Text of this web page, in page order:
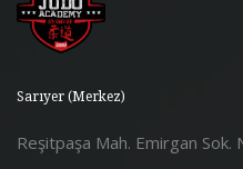
Sarıyer (Merkez)
Reşitpaşa Mah. Emirgan Sok.